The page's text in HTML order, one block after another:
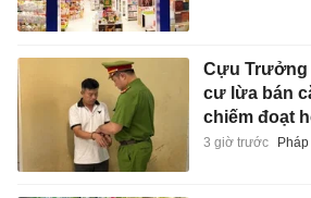
Cựu Trưởng
cư lừa bán
chiếm đoạt
3 giờ trước